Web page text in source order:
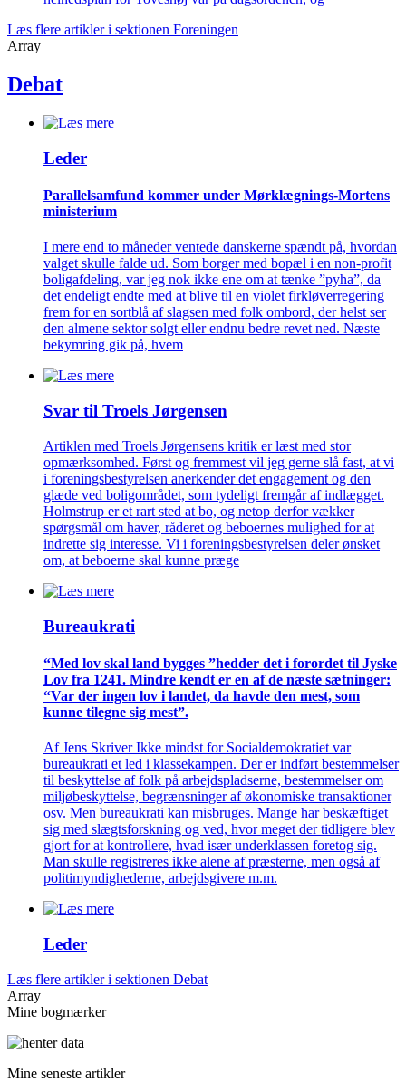
Læs flere artikler i sektionen Foreningen
Array
Debat
Leder
Parallelsamfund kommer under Mørklægnings-Mortens
ministerium
I mere end to måneder ventede danskerne spændt på, hvordan
valget skulle falde ud. Som borger med bopæl i en non-profit
boligafdeling, var jeg nok ikke ene om at tænke ”pyha”, da
det endeligt endte med at blive til en violet firkløverregering
frem for en sortblå af slagsen med folk ombord, der helst ser
den almene sektor solgt eller endnu bedre revet ned. Næste
bekymring gik på, hvem
Svar til Troels Jørgensen
Artiklen med Troels Jørgensens kritik er læst med stor
opmærksomhed. Først og fremmest vil jeg gerne slå fast, at vi
i foreningsbestyrelsen anerkender det engagement og den
glæde ved boligområdet, som tydeligt fremgår af indlægget.
Holmstrup er et rart sted at bo, og netop derfor vækker
spørgsmål om haver, råderet og beboernes mulighed for at
indrette sig interesse. Vi i foreningsbestyrelsen deler ønsket
om, at beboerne skal kunne præge
Bureaukrati
“Med lov skal land bygges ”hedder det i forordet til Jyske
Lov fra 1241. Mindre kendt er en af de næste sætninger:
“Var der ingen lov i landet, da havde den mest, som
kunne tilegne sig mest”.
Af Jens Skriver Ikke mindst for Socialdemokratiet var
bureaukrati et led i klassekampen. Der er indført bestemmelser
til beskyttelse af folk på arbejdspladserne, bestemmelser om
miljøbeskyttelse, begrænsninger af økonomiske transaktioner
osv. Men bureaukrati kan misbruges. Mange har beskæftiget
sig med slægtsforskning og ved, hvor meget der tidligere blev
gjort for at kontrollere, hvad især underklassen foretog sig.
Man skulle registreres ikke alene af præsterne, men også af
politimyndighederne, arbejdsgivere m.m.
Leder
Læs flere artikler i sektionen Debat
Array
Mine bogmærker
Mine seneste artikler